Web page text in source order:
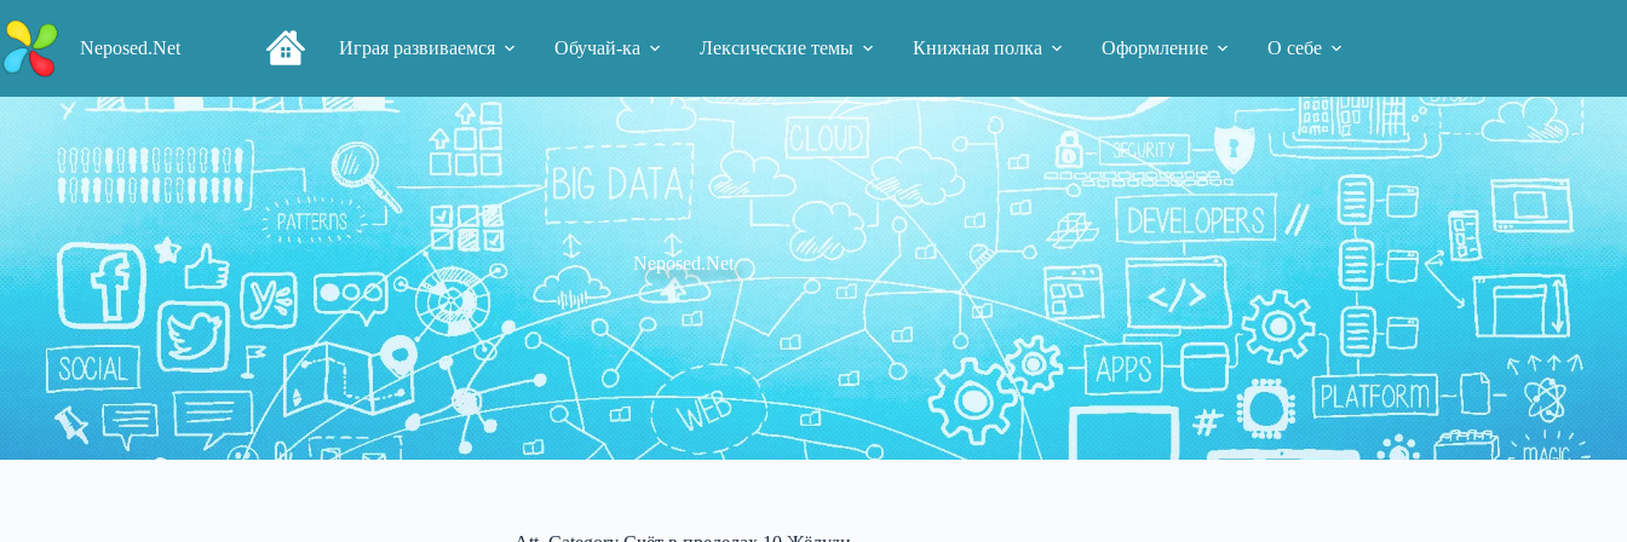
к
сути
Neposed.Net Играя развиваемся Обучай-ка Лексические темы Книжная полка Оформление О себе
Neposed.Net